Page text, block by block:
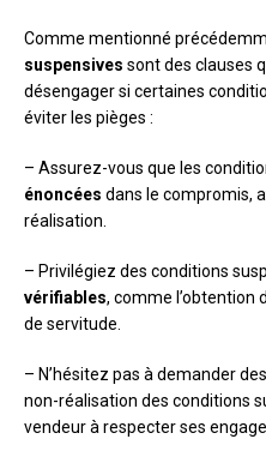
Comme mentionné
suspensives sont des clauses
désengager si certaines
éviter les pièges :
– Assurez-vous que les
énoncées dans le compromis,
réalisation.
– Privilégiez des conditions
vérifiables, comme l’obtention
de servitude.
– N’hésitez pas à demander des
non-réalisation des conditions
vendeur à respecter ses